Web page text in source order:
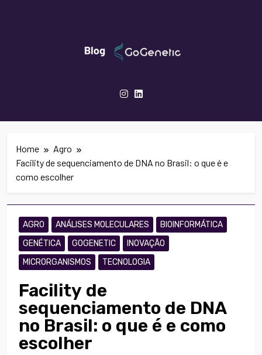
GoGenetic- Blog
Inovação Em Genética, Biotecnologia E
Home
Agro
Facility de sequenciamento de DNA no Brasil: o que é e
como escolher
AGRO ANÁLISES MOLECULARES
BIOINFORMÁTICA
GENÉTICA
GOGENETIC
INOVAÇÃO
MICRORGANISMOS
TECNOLOGIA
Facility de
sequenciamento de DNA
no Brasil: o que é e como
escolher